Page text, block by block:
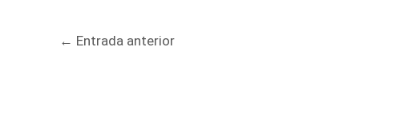
← Entrada anterior